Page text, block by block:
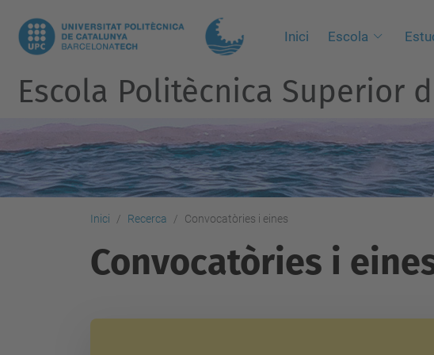
Inici Escola
Escola Politècnica Superior
Inici Recerca Convocatòries i eines
Convocatòries i